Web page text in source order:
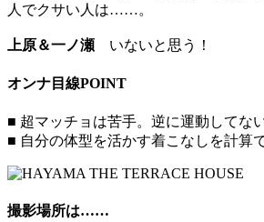
人でクサい人は……。
上原＆一ノ瀬 いないと思う！
オンナ目線POINT
■ 超マッチョは苦手。逆に運動してな
■ 自分の体型を活かす着こなしを計算
撮影場所は……